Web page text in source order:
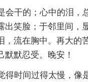
会干的；心中的泪，
出笑脸；于邻里间，
，流在胸中。再大的
默默忍受。晚安！
得时间过得太慢，像